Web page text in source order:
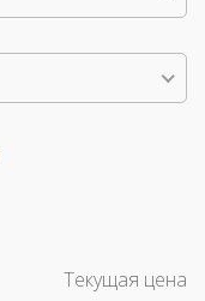
Текущая цена